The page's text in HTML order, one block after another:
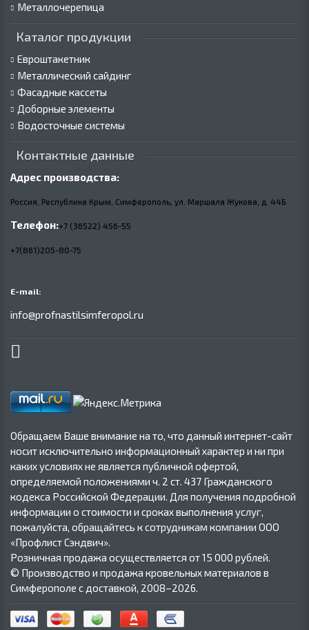
Металлочерепица
Каталог продукции
Евроштакетник
Металлический сайдинг
Фасадные кассеты
Доборные элементы
Водосточные системы
Контактные данные
Адрес производства:
Россия, Республика Крым, Симферополь, ул. Маршала Жукова, д. 44Б
Телефон:+7 (36522) 456-55
+7(861)205-80-75
E-mail:
info@profnastilsimferopol.ru
Обращаем Ваше внимание на то, что данный интернет-сайт
носит исключительно информационный характер и ни при
каких условиях не является публичной офертой,
определяемой положениями ч. 2 ст. 437 Гражданского
кодекса Российской Федерации. Для получения подробной
информации о стоимости и сроках выполнения услуг,
пожалуйста, обращайтесь к сотрудникам компании ООО
«Профлист Сэндвич».
Розничная продажа осуществляется от 15 000 рублей.
© Производство и продажа кровельных материалов в
Симферополе с доставкой, 2008–2026.